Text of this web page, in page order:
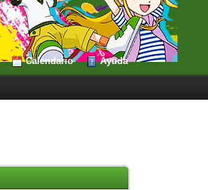
Calendario Ayuda